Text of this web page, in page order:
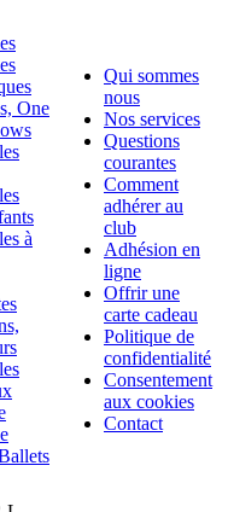
One
à
Qui sommes
nous
Nos services
Questions
courantes
Comment
adhérer au
club
Adhésion en
ligne
Offrir une
carte cadeau
Politique de
confidentialité
Consentement
aux cookies
Contact